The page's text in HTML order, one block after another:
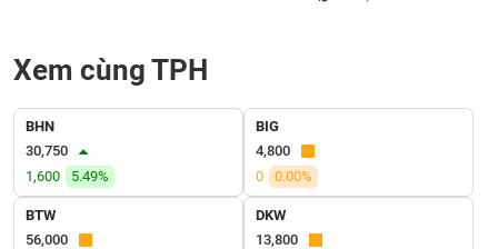
Xem cùng TPH
BHN
30,750
1,600
5.49%
BIG
4,800
0
0.00%
BTW
56,000
DKW
13,800
CHÍNH